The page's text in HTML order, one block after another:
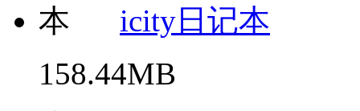
icity日记本
158.44MB